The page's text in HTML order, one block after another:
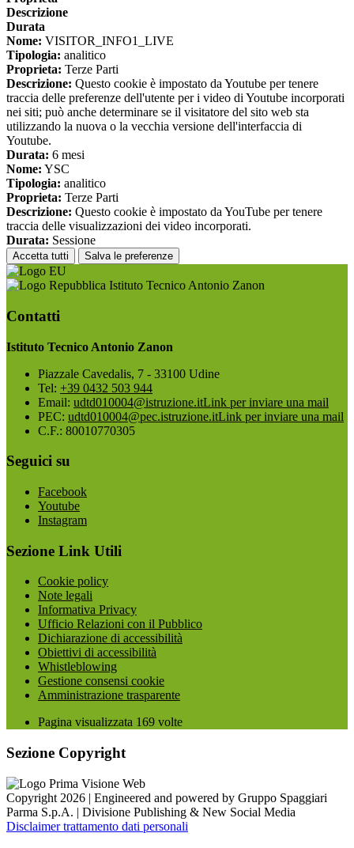
Descrizione
Durata
Nome: VISITOR_INFO1_LIVE
Tipologia: analitico
Proprieta: Terze Parti
Descrizione: Questo cookie è impostato da Youtube per tenere
traccia delle preferenze dell'utente per i video di Youtube incorporati
nei siti; può anche determinare se il visitatore del sito web sta
utilizzando la nuova o la vecchia versione dell'interfaccia di
Youtube.
Durata: 6 mesi
Nome: YSC
Tipologia: analitico
Proprieta: Terze Parti
Descrizione: Questo cookie è impostato da YouTube per tenere
traccia delle visualizzazioni dei video incorporati.
Durata: Sessione
Accetta tutti Salva le preferenze
Istituto Tecnico Antonio Zanon
Contatti
Istituto Tecnico Antonio Zanon
Piazzale Cavedalis, 7 - 33100 Udine
Tel: +39 0432 503 944
Email: udtd010004@istruzione.itLink per inviare una mail
PEC: udtd010004@pec.istruzione.itLink per inviare una mail
C.F.: 80010770305
Seguici su
Facebook
Youtube
Instagram
Sezione Link Utili
Cookie policy
Note legali
Informativa Privacy
Ufficio Relazioni con il Pubblico
Dichiarazione di accessibilità
Obiettivi di accessibilità
Whistleblowing
Gestione consensi cookie
Amministrazione trasparente
Pagina visualizzata 169 volte
Sezione Copyright
Copyright 2026 | Engineered and powered by Gruppo Spaggiari
Parma S.p.A. | Divisione Publishing & New Social Media
Disclaimer trattamento dati personali